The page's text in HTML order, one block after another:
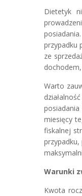
Dietetyk
przypadku
ze
Warto
miesięcy
fiskalnej
Warunki
Kwota